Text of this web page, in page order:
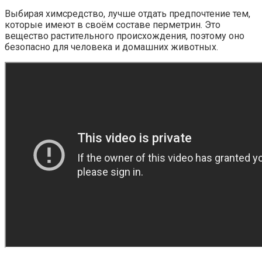
Выбирая химсредство, лучше отдать предпочтение тем,
которые имеют в своём составе перметрин. Это
вещество растительного происхождения, поэтому оно
безопасно для человека и домашних животных.